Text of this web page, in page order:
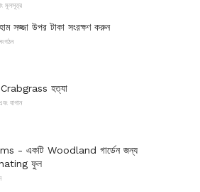
মূলসূত্র
সজ্জা উপর টাকা সংরক্ষণ করুন
Crabgrass হত্যা
বাগান
- একটি Woodland গার্ডেন জন্য
ফুল